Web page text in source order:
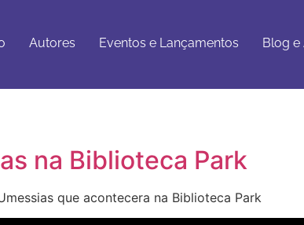
Lançamentos
Artigos
Autores Eventos e Lançamentos Blog e
na Biblioteca Park
que acontecera na Biblioteca Park